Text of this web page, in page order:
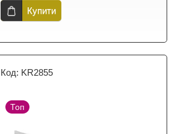
Купити
KR2855
Топ